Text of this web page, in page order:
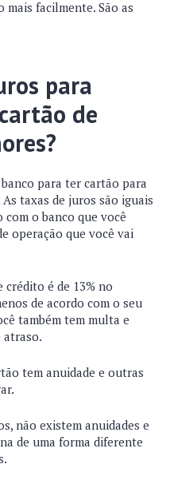
facilmente. São as
para
de
para ter cartão para
taxas de juros são iguais
o banco que você
operação que você vai
crédito é de 13% no
de acordo com o seu
também tem multa e
atraso.
tem anuidade e outras
não existem anuidades e
de uma forma diferente